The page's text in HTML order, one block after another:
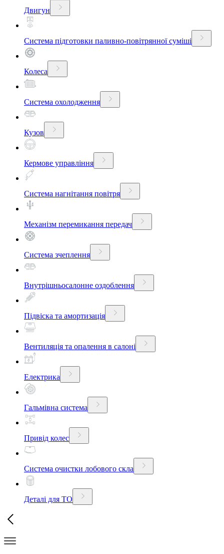
Двигун
Система підготовки паливно-повітрянної суміші
Колеса
Система охолодження
Кузов
Кермове управління
Система нагнітання повітря
Механізм перемикання передач
Система зчеплення
Внутрішньосалонне оздоблення
Підвіска та амортизація
Вентиляція та опалення в салоні
Електрика
Гальмівна система
Привід колес
Система очистки лобового скла
Деталі для ТО